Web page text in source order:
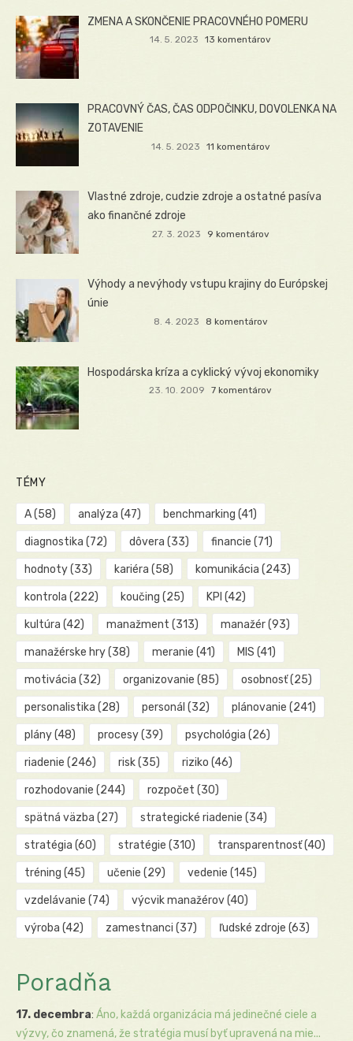
ZMENA A SKONČENIE PRACOVNÉHO POMERU
14. 5. 2023 13 komentárov
PRACOVNÝ ČAS, ČAS ODPOČINKU, DOVOLENKA NA
ZOTAVENIE
14. 5. 2023 11 komentárov
Vlastné zdroje, cudzie zdroje a ostatné pasíva
ako finančné zdroje
27. 3. 2023 9 komentárov
Výhody a nevýhody vstupu krajiny do Európskej
únie
8. 4. 2023 8 komentárov
Hospodárska kríza a cyklický vývoj ekonomiky
23. 10. 2009 7 komentárov
TÉMY
A(58) analýza (47) benchmarking (41)
diagnostika (72) dôvera (33) financie (71)
hodnoty(33) kariéra (58) komunikácia (243)
kontrola (222) koučing (25) KPI (42)
kultúra (42) manažment (313) manažér(93)
manažérske hry(38) meranie (41) MIS (41)
motivácia (32) organizovanie (85) osobnosť(25)
personalistika (28) personál (32) plánovanie (241)
plány(48) procesy(39) psychológia (26)
riadenie (246) risk(35) riziko (46)
rozhodovanie (244) rozpočet (30)
spätná väzba (27) strategické riadenie (34)
stratégia (60) stratégie (310) transparentnosť(40)
tréning (45) učenie (29) vedenie (145)
vzdelávanie (74) výcvik manažérov(40)
výroba (42) zamestnanci (37) ľudské zdroje (63)
Poradňa
17. decembra: Áno, každá organizácia má jedinečné ciele a
výzvy, čo znamená, že stratégia musí byť upravená na mie...